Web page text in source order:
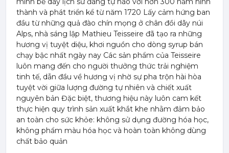
thành và phát triển kể từ năm 1720 Lấy cảm hứng ban
đầu từ những quả đào chín mọng ở chân đồi dãy núi
Alps, nhà sáng lập Mathieu Teisseire đã tạo ra những
hương vị tuyệt diệu, khơi nguồn cho dòng syrup bán
chạy bậc nhất ngày nay Các sản phẩm của Teisseire
luôn mang đến cho người thưởng thức trải nghiệm
tinh tế, dẫn đầu về hương vị nhờ sự pha trộn hài hòa
tuyệt vời giữa lượng đường tự nhiên và chiết xuất
nguyên bản Đặc biệt, thương hiệu này luôn cam kết
thực hiện quy trình sản xuất khắt khe nhằm đảm bảo
an toàn cho sức khỏe: không sử dụng đường hóa học,
không phẩm màu hóa học và hoàn toàn không dùng
chất bảo quản